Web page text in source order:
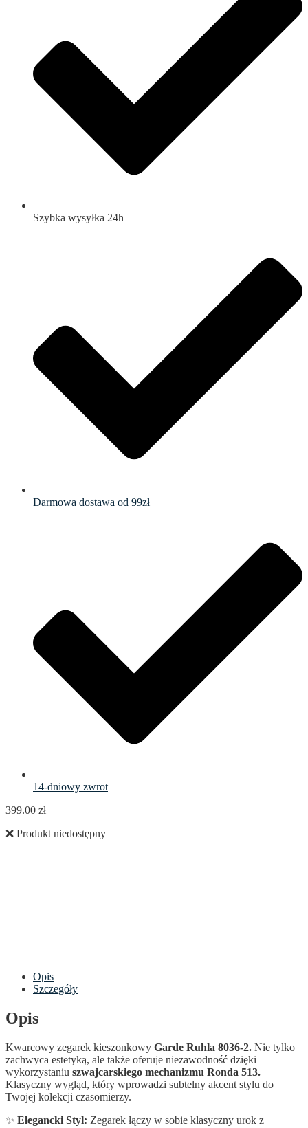
Szybka wysyłka 24h
Darmowa dostawa od 99zł
14-dniowy zwrot
399.00 zł
❌ Produkt niedostępny
Opis
Szczegóły
Opis
Kwarcowy zegarek kieszonkowy Garde Ruhla 8036-2. Nie tylko
zachwyca estetyką, ale także oferuje niezawodność dzięki
wykorzystaniu szwajcarskiego mechanizmu Ronda 513.
Klasyczny wygląd, który wprowadzi subtelny akcent stylu do
Twojej kolekcji czasomierzy.
✨ Elegancki Styl: Zegarek łączy w sobie klasyczny urok z